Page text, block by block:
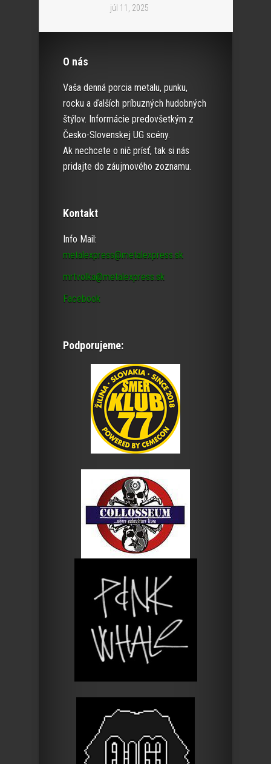
júl 11, 2025
O nás
Vaša denná porcia metalu, punku,
rocku a ďalších príbuzných hudobných
štýlov. Informácie predovšetkým z
Česko-Slovenskej UG scény.
Ak nechcete o nič prísť, tak si nás
pridajte do záujmového zoznamu.
Kontakt
Info Mail:
metalexpress@metalexpress.sk
mrtvolka@metalexpress.sk
Facebook
Podporujeme: